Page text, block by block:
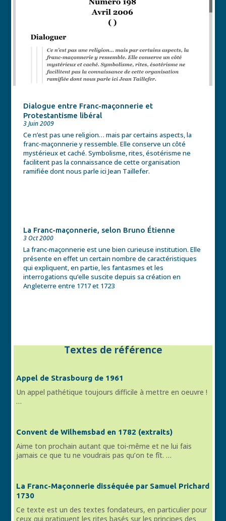
Dialogue entre Franc-maçonnerie et
Protestantisme libéral
3 Juin 2009
Ce n’est pas une religion… mais par certains aspects, la
franc-maçonnerie y ressemble. Elle conserve un côté
mystérieux et caché. Symbolisme, rites, ésotérisme ne
facilitent pas la connaissance de cette organisation
ramifiée dont nous parle ici Jean Taillefer.
La Franc-maçonnerie, selon Bruno Étienne
3 Oct 2000
La franc‐maçonnerie est une bien curieuse institution. Elle
présente en effet un certain nombre de caractéristiques
qui expliquent, en partie, les fantasmes et les
interrogations qu’elle suscite depuis sa création en
Angleterre entre 1717 et 1723
Textes de référence
Appel de Strasbourg de 1961
Un appel pathétique toujours difficile à mettre en oeuvre !
…
Convent de Wilhemsbad en 1782 (extraits)
Aime ton prochain autant que toi-même et ne lui fais
jamais ce que tu ne voudrais pas qu’on te fît. …
La Franc-Maçonnerie disséquée par Samuel Prichard
1730
Ce texte est un des textes fondateurs, en particulier pour
ceux qui pratiquent les rites basés sur les principes des